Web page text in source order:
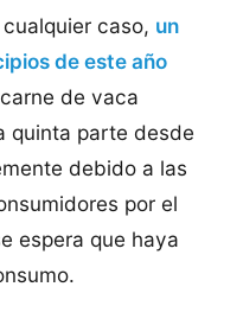
caso, un
de este año
de vaca
quinta parte desde
debido a las
por el
espera que haya